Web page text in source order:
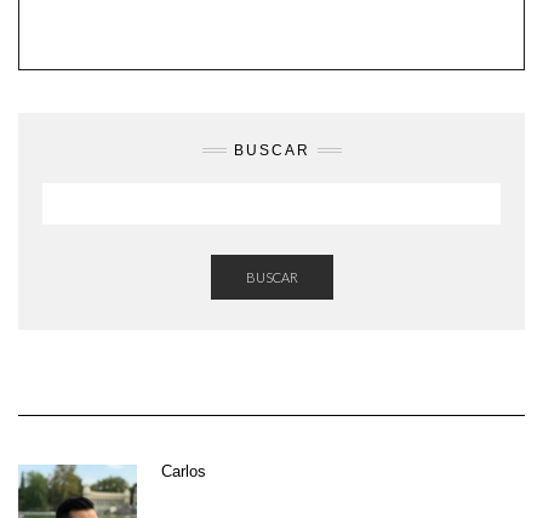
BUSCAR
BUSCAR
Carlos